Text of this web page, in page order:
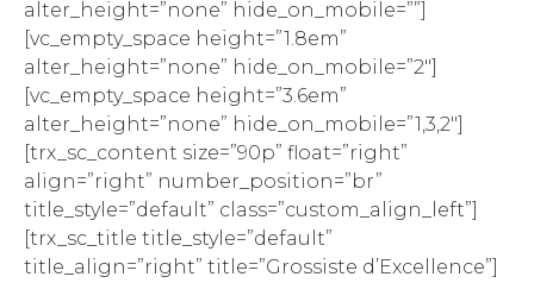
alter_height=”none” hide_on_mobile=””]
[vc_empty_space height=”1.8em”
alter_height=”none” hide_on_mobile=”2″]
[vc_empty_space height=”3.6em”
alter_height=”none” hide_on_mobile=”1,3,2″]
[trx_sc_content size=”90p” float=”right”
align=”right” number_position=”br”
title_style=”default” class=”custom_align_left”]
[trx_sc_title title_style=”default”
title_align=”right” title=”Grossiste d’Excellence”]